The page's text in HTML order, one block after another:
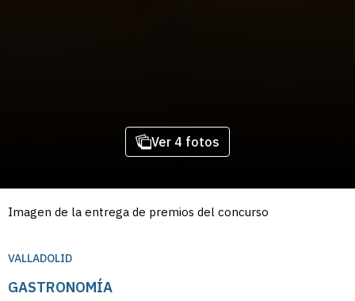
Ver 4 fotos
Imagen de la entrega de premios del concurso
VALLADOLID
GASTRONOMÍA